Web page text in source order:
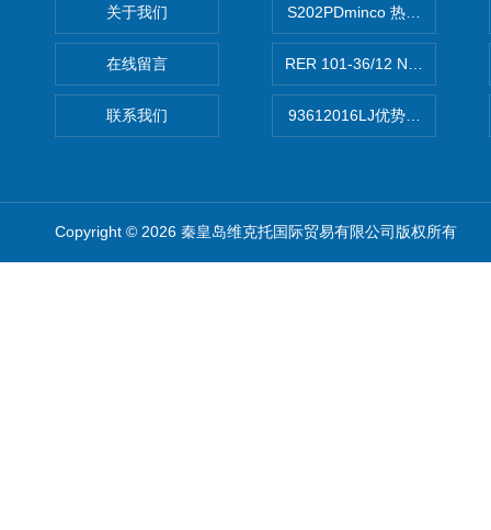
关于我们
在线留言
联系我们
S202PDminco 热电阻
RER 101-36/12 NHH离心
93612016LJ优势供应美国
Copyright © 2026 秦皇岛维克托国际贸易有限公司版权所有